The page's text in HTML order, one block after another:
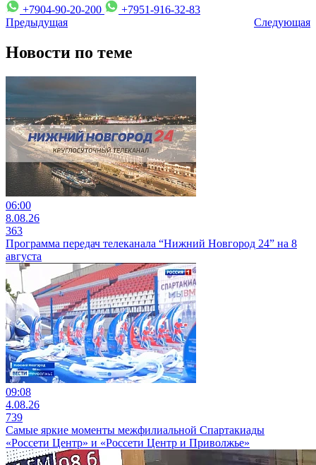
+7904-90-20-200
+7951-916-32-83
Предыдущая
Следующая
Новости по теме
06:00
8.08.26
363
Программа передач телеканала “Нижний Новгород 24” на 8
августа
09:08
4.08.26
739
Самые яркие моменты межфилиальной Спартакиады
«Россети Центр» и «Россети Центр и Приволжье»